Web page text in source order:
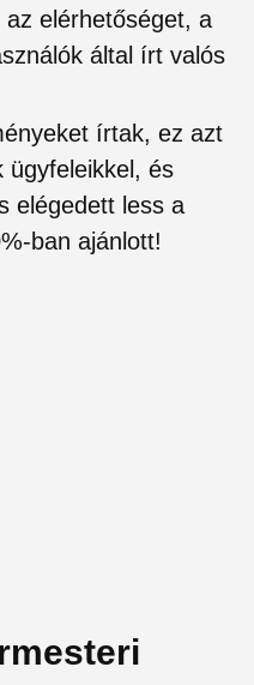
elérhetőséget, a
által írt valós
írtak, ez azt
ügyfeleikkel, és
elégedett less a
ban ajánlott!